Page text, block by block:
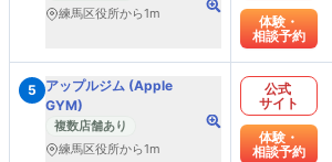
練馬区役所から1m
体験・
相談予約
5
アップルジム (Apple
GYM)
複数店舗あり
練馬区役所から1m
公式
サイト
体験・
相談予約